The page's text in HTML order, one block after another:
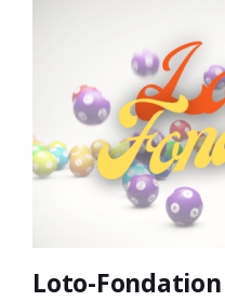
Loto-Fondation